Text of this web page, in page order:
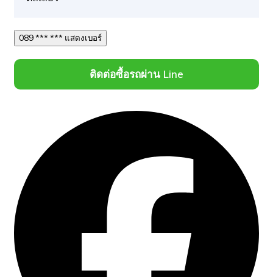
089 *** *** แสดงเบอร์
ติดต่อซื้อรถผ่าน Line